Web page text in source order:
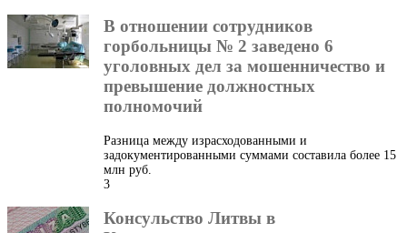
В отношении сотрудников
горбольницы № 2 заведено 6
уголовных дел за мошенничество и
превышение должностных
полномочий
Разница между израсходованными и
задокументированными суммами составила более 15
млн руб.
3
Консульство Литвы в